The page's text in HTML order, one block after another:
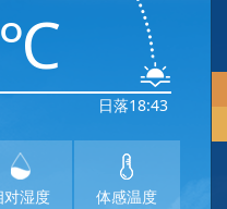
日落18:43
对湿度 体感温度